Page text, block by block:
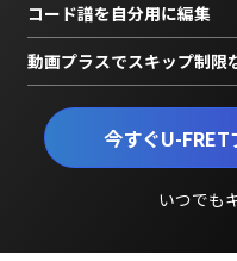
今すぐU-
いつでも
コード譜を自分用に編集
動画プラスでスキップ制限